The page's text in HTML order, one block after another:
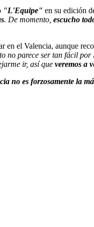
"L'Equipe" en su edición
. De momento, escucho
en el Valencia, aunque
no parece ser tan fácil
ir, así que veremos a
no es forzosamente la